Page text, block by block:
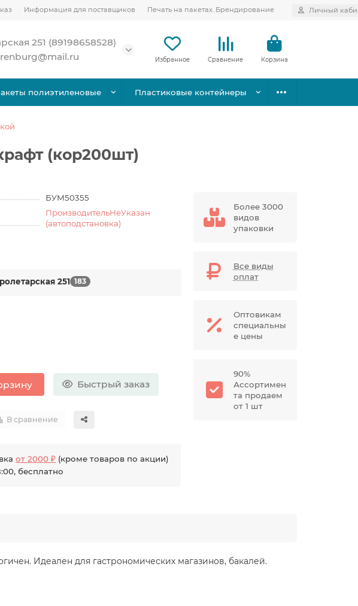
Информация для поставщиков Печать на пакетах. Брендирование Личный
251 (89198658528)
Избранное Сравнение Корзина
полиэтиленовые Пластиковые контейнеры
(кор200шт)
БУМ50355
ПроизводительНеУказан
(автоподстановка)
251 183
Быстрый заказ
В сравнение
от 2000 ₽ (кроме товаров по акции)
бесплатно
Более 3000
видов
упаковки
Все виды
оплат
Оптовикам
специальны
е цены
90%
Ассортимен
та продаем
от 1 шт
Идеален для гастрономических магазинов, бакалей.